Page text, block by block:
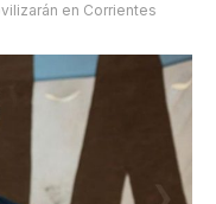
en Corrientes